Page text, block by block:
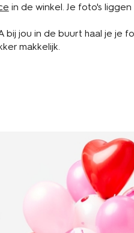
in de winkel. Je foto's
bij jou in de buurt haal je je
makkelijk.